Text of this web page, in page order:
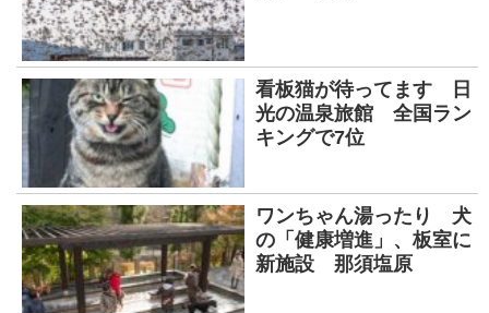
看板猫が待ってます 日
光の温泉旅館 全国ラン
キングで7位
ワンちゃん湯ったり 犬
の「健康増進」、板室に
新施設 那須塩原